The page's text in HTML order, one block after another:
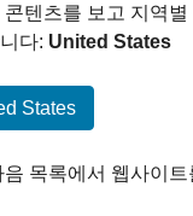
콘텐츠를 보고 지역
다: United States
States
음 목록에서 웹사이